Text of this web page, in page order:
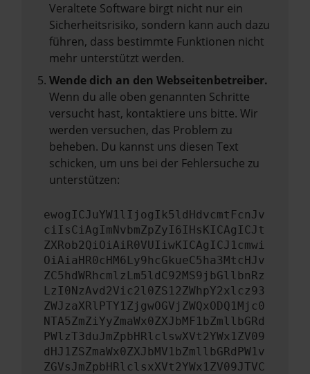
Veraltete Software birgt nicht nur ein
Sicherheitsrisiko, sondern kann auch dazu
führen, dass bestimmte Funktionen nicht
mehr unterstützt werden.
Wende dich an den Webseitenbetreiber.
Wenn du alle oben genannten Schritte
versucht hast, kontaktiere uns bitte. Wir
werden versuchen, das Problem zu
beheben. Du kannst uns diesen Text
schicken, um uns bei der Fehlersuche zu
unterstützen:
ewogICJuYW1lIjogIk5ldHdvcmtFcnJv
ciIsCiAgImNvbmZpZyI6IHsKICAgICJt
ZXRob2QiOiAiR0VUIiwKICAgICJ1cmwi
OiAiaHR0cHM6Ly9hcGkueC5ha3MtcHJv
ZC5hdWRhcmlzLm5ldC92MS9jbGllbnRz
LzI0NzAvd2Vic2l0ZS12ZWhpY2xlcz93
ZWJzaXRlPTY1ZjgwOGVjZWQxODQ1Mjc0
NTA5ZmZiYyZmaWx0ZXJbMF1bZmllbGRd
PWlzT3duJmZpbHRlclswXVt2YWx1ZV09
dHJ1ZSZmaWx0ZXJbMV1bZmllbGRdPW1v
ZGVsJmZpbHRlclsxXVt2YWx1ZV09JTVC